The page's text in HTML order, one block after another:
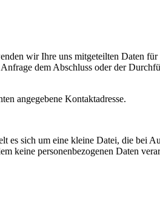
wir Ihre uns mitgeteilten Daten
dem Abschluss oder der
angegebene Kontaktadresse.
sich um eine kleine Datei, die bei
keine personenbezogenen Daten